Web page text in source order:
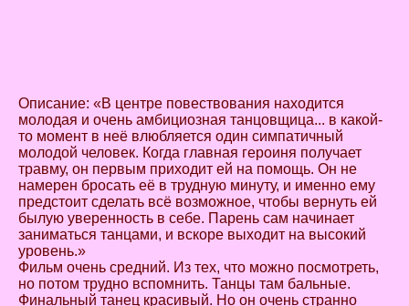
Описание: «В центре повествования находится
молодая и очень амбициозная танцовщица... в какой-
то момент в неё влюбляется один симпатичный
молодой человек. Когда главная героиня получает
травму, он первым приходит ей на помощь. Он не
намерен бросать её в трудную минуту, и именно ему
предстоит сделать всё возможное, чтобы вернуть ей
былую уверенность в себе. Парень сам начинает
заниматься танцами, и вскоре выходит на высокий
уровень.»
Фильм очень средний. Из тех, что можно посмотреть,
но потом трудно вспомнить. Танцы там бальные.
Финальный танец красивый. Но он очень странно